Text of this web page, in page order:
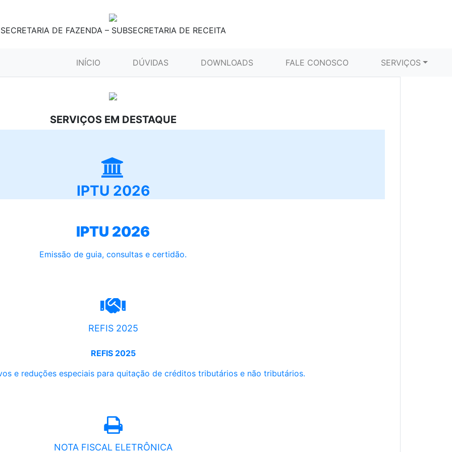
SECRETARIA DE FAZENDA – SUBSECRETARIA DE RECEITA
INÍCIO (CURRENT)DÚVIDAS DOWNLOADS FALE CONOSCO SERVIÇOS
SERVIÇOS EM DESTAQUE
IPTU 2026
IPTU 2026
Emissão de guia, consultas e certidão.
REFIS 2025
REFIS 2025
e reduções especiais para quitação de créditos tributários e não tributários.
NOTA FISCAL ELETRÔNICA